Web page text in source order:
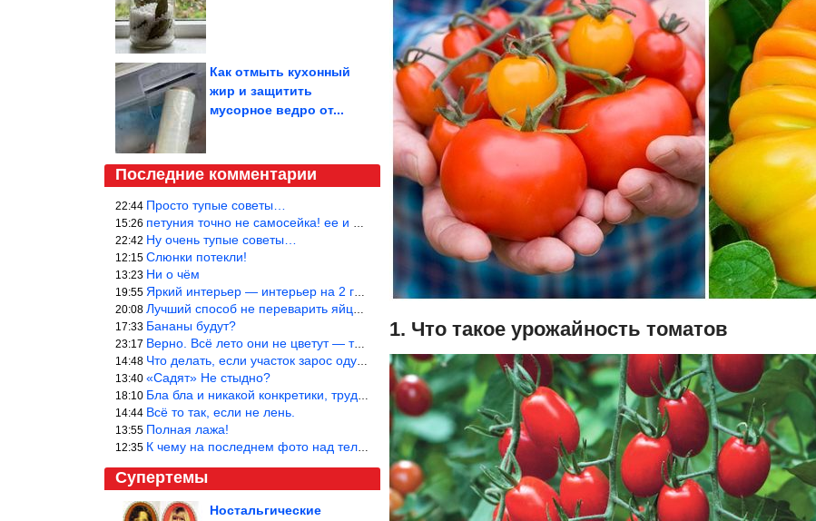
Как отмыть кухонный
жир и защитить
мусорное ведро от...
Последние комментарии
22:44 Просто тупые советы…
15:26 петуния точно не самосейка! ее и из рассады тяжело вырастить!
22:42 Ну очень тупые советы…
12:15 Слюнки потекли!
13:23 Ни о чём
19:55 Яркий интерьер — интерьер на 2 года! Человек должен отдыхать в с
20:08 Лучший способ не переварить яйцо — довести его до кипения и выкл
17:33 Бананы будут?
23:17 Верно. Всё лето они не цветут — только в его начале. Достаточно
14:48 Что делать, если участок зарос одуванчиками — ничего.
13:40 «Садят» Не стыдно?
18:10 Бла бла и никакой конкретики, трудно указать наименование рекоме
14:44 Всё то так, если не лень.
13:55 Полная лажа!
12:35 К чему на последнем фото над телевизором две полки? Делают интер
Супертемы
Ностальгические
1. Что такое урожайность томатов